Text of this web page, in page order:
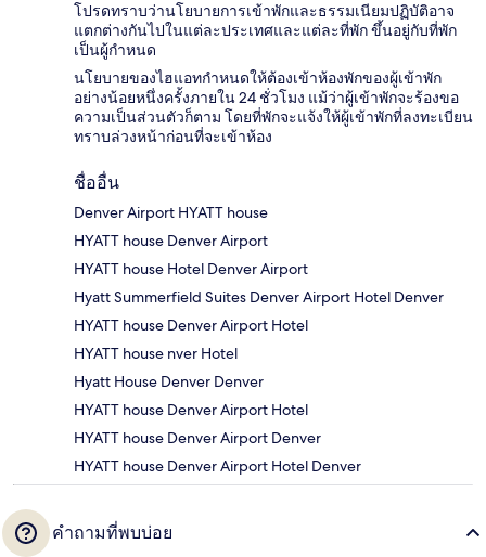
โปรดทราบว่านโยบายการเข้าพักและธรรมเนียมปฏิบัติอาจ
แตกต่างกันไปในแต่ละประเทศและแต่ละที่พัก ขึ้นอยู่กับที่พัก
เป็นผู้กำหนด
นโยบายของไฮแอทกำหนดให้ต้องเข้าห้องพักของผู้เข้าพัก
อย่างน้อยหนึ่งครั้งภายใน 24 ชั่วโมง แม้ว่าผู้เข้าพักจะร้องขอ
ความเป็นส่วนตัวก็ตาม โดยที่พักจะแจ้งให้ผู้เข้าพักที่ลงทะเบียน
ทราบล่วงหน้าก่อนที่จะเข้าห้อง
ชื่ออื่น
Denver Airport HYATT house
HYATT house Denver Airport
HYATT house Hotel Denver Airport
Hyatt Summerfield Suites Denver Airport Hotel Denver
HYATT house Denver Airport Hotel
HYATT house nver Hotel
Hyatt House Denver Denver
HYATT house Denver Airport Hotel
HYATT house Denver Airport Denver
HYATT house Denver Airport Hotel Denver
คำถามที่พบบ่อย